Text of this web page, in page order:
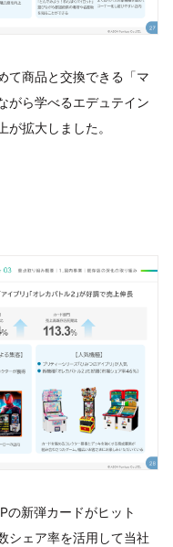
て商品と交換できる「マ
がら学べるエデュテイン
が拡大しました。
の新弾カードがヒット
シェア率を活用して当社